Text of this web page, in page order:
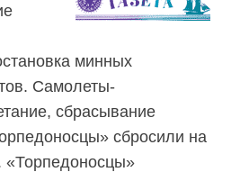
минных
Самолеты-
сбрасывание
сбросили на
«Торпедоносцы»